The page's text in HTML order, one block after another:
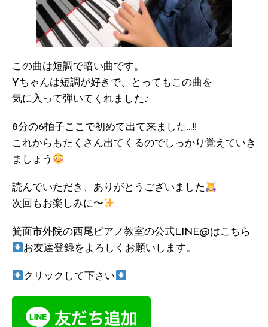
この曲は短調で暗い曲です。
Yちゃんは短調が好きで、とってもこの曲を
気に入って弾いてくれました♪
8分の6拍子ここで初めて出て来ました…‼︎
これからもたくさん出てくるのでしっかり覚えていき
ましょう
読んでいただき、ありがとうございました
次回もお楽しみに〜
箕面市外院の西尾ピアノ教室の公式LINE@はこちら
お友達登録をよろしくお願いします。
クリックして下さい